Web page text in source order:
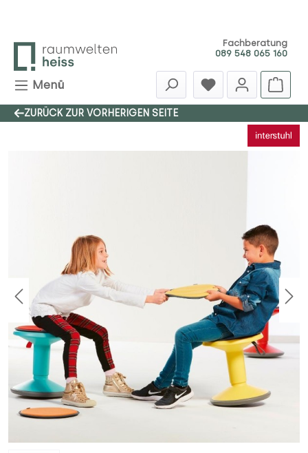
Fachberatung
089 548 065 160
Menü
ZURÜCK ZUR VORHERIGEN SEITE